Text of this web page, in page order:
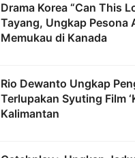
Drama Korea “Can This
Tayang, Ungkap Pesona
Memukau di Kanada
Rio Dewanto Ungkap
Terlupakan Syuting Film
Kalimantan